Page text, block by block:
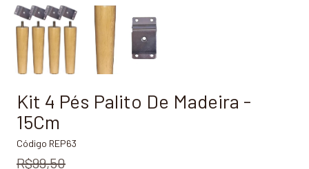
Kit 4 Pés Palito De Madeira -
15Cm
Código REP63
R$99,50